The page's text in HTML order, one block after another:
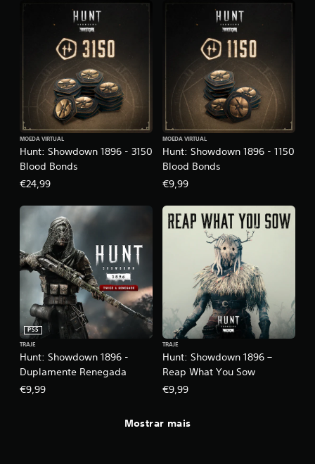
Hunt: Showdown 1896 - 3150
Blood Bonds
MOEDA VIRTUAL
€24,99
Hunt: Showdown 1896 - 1150
Blood Bonds
MOEDA VIRTUAL
€9,99
Hunt: Showdown 1896 -
Duplamente Renegada
PS5
TRAJE
€9,99
Hunt: Showdown 1896 –
Reap What You Sow
TRAJE
€9,99
Mostrar mais